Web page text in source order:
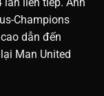
Champions
dẫn đến
Man United